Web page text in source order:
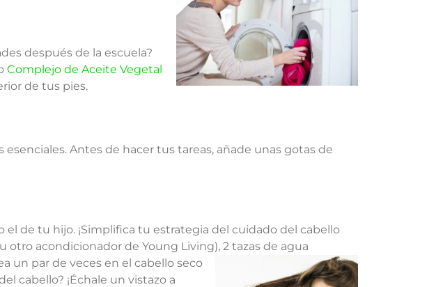
después de la escuela?
Complejo de Aceite Vegetal
de tus pies.
Antes de hacer tus tareas, añade unas gotas de
de tu hijo. ¡Simplifica tu estrategia del cuidado del cabello
otro acondicionador de Young Living), 2 tazas de agua
un par de veces en el cabello seco
cabello? ¡Échale un vistazo a